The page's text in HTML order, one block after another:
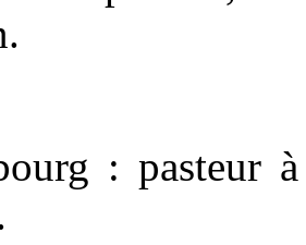
: pasteur